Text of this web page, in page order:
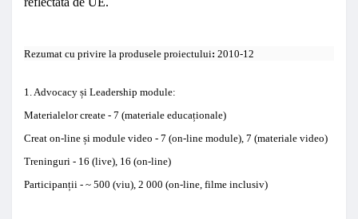
Rezumat cu privire la produsele proiectului: 2010-12
1.Advocacy și Leadership module:
Materialelor create - 7 (materiale educaționale)
Creat on-line și module video - 7 (on-line module), 7 (materiale video)
Treninguri - 16 (live), 16 (on-line)
Participanții - ~ 500 (viu), 2 000 (on-line, filme inclusiv)